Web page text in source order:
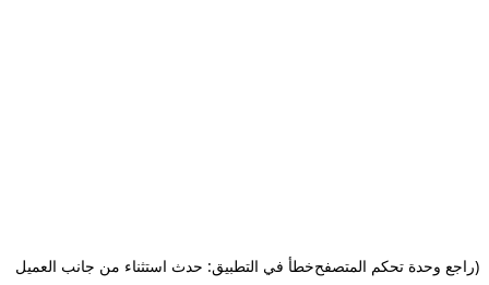
خطأ في التطبيق: حدث استثناء من جانب العميل(راجع وحدة تحكم المتصفح